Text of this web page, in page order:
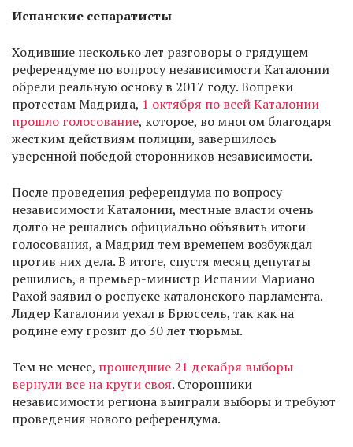
Испанские сепаратисты
Ходившие несколько лет разговоры о грядущем
референдуме по вопросу независимости Каталонии
обрели реальную основу в 2017 году. Вопреки
протестам Мадрида, 1 октября по всей Каталонии
прошло голосование, которое, во многом благодаря
жестким действиям полиции, завершилось
уверенной победой сторонников независимости.
После проведения референдума по вопросу
независимости Каталонии, местные власти очень
долго не решались официально объявить итоги
голосования, а Мадрид тем временем возбуждал
против них дела. В итоге, спустя месяц депутаты
решились, а премьер-министр Испании Мариано
Рахой заявил о роспуске каталонского парламента.
Лидер Каталонии уехал в Брюссель, так как на
родине ему грозит до 30 лет тюрьмы.
Тем не менее, прошедшие 21 декабря выборы
вернули все на круги своя. Сторонники
независимости региона выиграли выборы и требуют
проведения нового референдума.